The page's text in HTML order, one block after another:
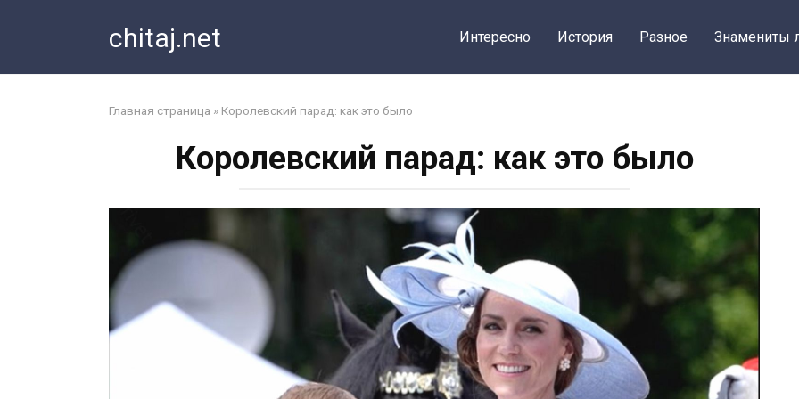
chitaj.net Интересно История Разное Знамениты
Главная страница » Королевский парад: как это было
Королевский парад: как это было